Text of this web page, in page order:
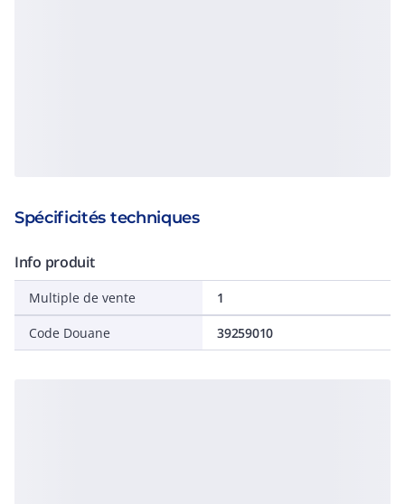
Spécificités techniques
Info produit
Multiple de vente 1
Code Douane 39259010